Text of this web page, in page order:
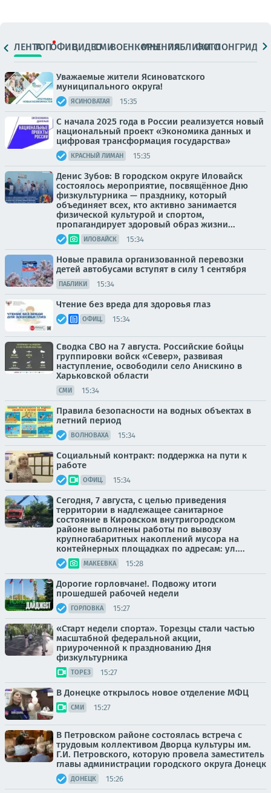
ЛЕНТАТОПОФИЦ.ВИДЕОСМИВОЕНКОРЫМНЕНИЯПАБЛИКИ
ФОТОЛОНГРИДЫ
Уважаемые жители Ясиноватского
муниципального округа!
ЯСИНОВАТАЯ 15:35
С начала 2025 года в России реализуется новый
национальный проект «Экономика данных и
цифровая трансформация государства»
КРАСНЫЙ ЛИМАН 15:35
Денис Зубов: В городском округе Иловайск
состоялось мероприятие, посвящённое Дню
физкультурника — празднику, который
объединяет всех, кто активно занимается
физической культурой и спортом,
пропагандирует здоровый образ жизни...
ИЛОВАЙСК 15:34
Новые правила организованной перевозки
детей автобусами вступят в силу 1 сентября
ПАБЛИКИ 15:34
Чтение без вреда для здоровья глаз
ОФИЦ. 15:34
Сводка СВО на 7 августа. Российские бойцы
группировки войск «Север», развивая
наступление, освободили село Анискино в
Харьковской области
СМИ 15:34
Правила безопасности на водных объектах в
летний период
ВОЛНОВАХА 15:34
Социальный контракт: поддержка на пути к
работе
ОФИЦ. 15:34
Сегодня, 7 августа, с целью приведения
территории в надлежащее санитарное
состояние в Кировском внутригородском
районе выполнены работы по вывозу
крупногабаритных накоплений мусора на
контейнерных площадках по адресам: ул....
МАКЕЕВКА 15:28
Дорогие горловчане!. Подвожу итоги
прошедшей рабочей недели
ГОРЛОВКА 15:27
«Старт недели спорта». Торезцы стали частью
масштабной федеральной акции,
приуроченной к празднованию Дня
физкультурника
ТОРЕЗ 15:27
В Донецке открылось новое отделение МФЦ
СМИ 15:27
В Петровском районе состоялась встреча с
трудовым коллективом Дворца культуры им.
Г.И. Петровского, которую провела заместитель
главы администрации городского округа Донецк
ДОНЕЦК 15:26